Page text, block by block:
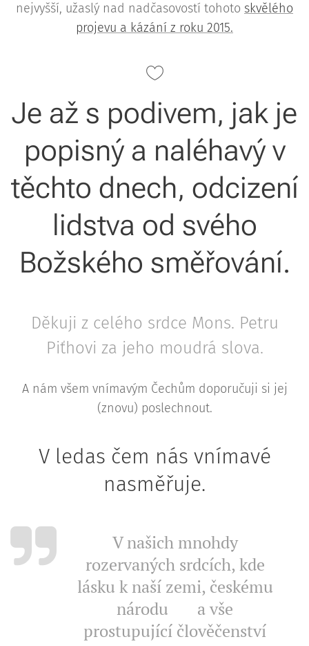
nejvyšší, užaslý nad nadčasovostí tohoto skvělého
projevu a kázání z roku 2015.
Je až s podivem, jak je
popisný a naléhavý v
těchto dnech, odcizení
lidstva od svého
Božského směřování.
Děkuji z celého srdce Mons. Petru
Piťhovi za jeho moudrá slova.
A nám všem vnímavým Čechům doporučuji si jej
(znovu) poslechnout.
V ledas čem nás vnímavé
nasměřuje.
V našich mnohdy
rozervaných srdcích, kde
lásku k naší zemi, českému
národu 🇨🇿 a vše
prostupující člověčenství